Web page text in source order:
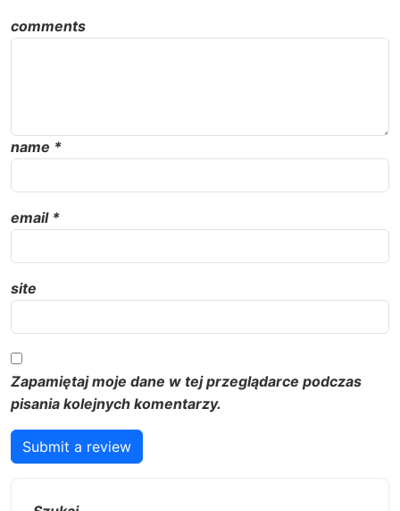
comments
name *
email *
site
Zapamiętaj moje dane w tej przeglądarce podczas
pisania kolejnych komentarzy.
Submit a review